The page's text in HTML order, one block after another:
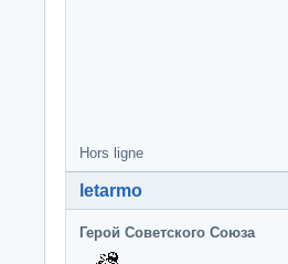
Hors ligne
letarmo
Герой Советского Союза